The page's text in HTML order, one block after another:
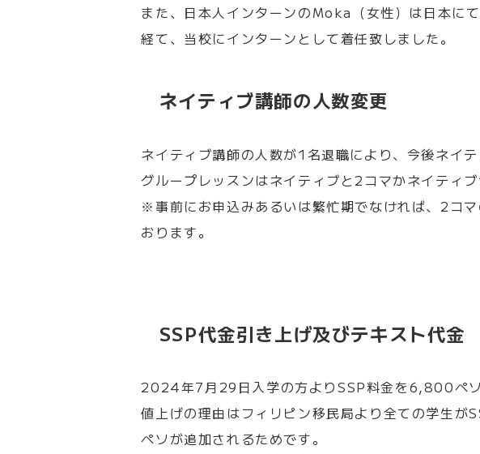
また、日本人インターンのMoka（女性）は日本に
経て、当校にインターンとして着任致しました。
ネイティブ講師の人数変更
ネイティブ講師の人数が1名退職により、今後ネイ
グループレッスンはネイティブと2 コマかネイティブ
※事前にお申込みあるいは繁忙期でなければ、2 コ
おります。
SSP代金引き上げ及びテキスト代金
2024年7月29日入学の方よりSSP料金を6,800ペ
値上げの理由はフィリピン移民局より全ての学生
ペソが追加されるためです。